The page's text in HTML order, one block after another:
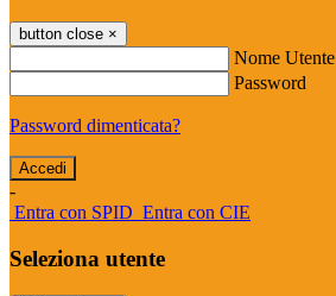
button close ×
Nome Utente
Password
Password dimenticata?
-
Entra con SPID Entra con CIE
Seleziona utente